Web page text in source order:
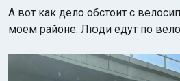
А вот как дело обстоит с
моем районе. Люди едут по